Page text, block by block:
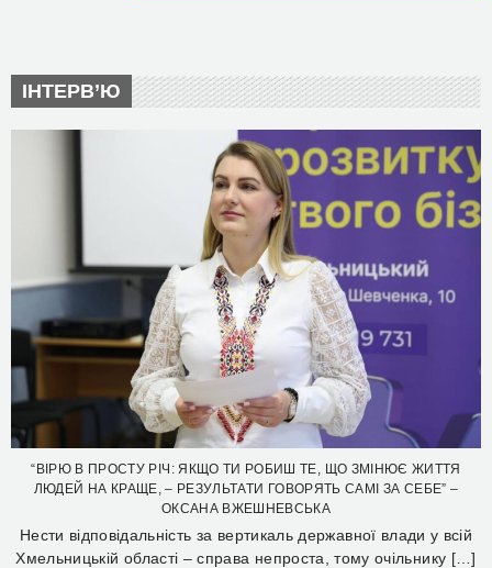
ІНТЕРВ’Ю
“ВІРЮ В ПРОСТУ РІЧ: ЯКЩО ТИ РОБИШ ТЕ, ЩО ЗМІНЮЄ ЖИТТЯ
ЛЮДЕЙ НА КРАЩЕ, – РЕЗУЛЬТАТИ ГОВОРЯТЬ САМІ ЗА СЕБЕ” –
ОКСАНА ВЖЕШНЕВСЬКА
Нести відповідальність за вертикаль державної влади у всій
Хмельницькій області – справа непроста, тому очільнику […]